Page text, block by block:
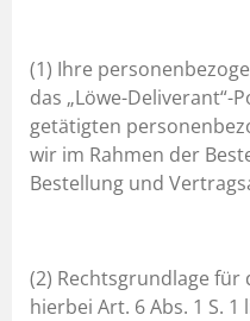
(1) Ihre
das „Löwe-Deliverant“-
getätigten
wir im Rahmen der
Bestellung und
(2) Rechtsgrundlage
hierbei Art. 6 Abs. 1 S. 1